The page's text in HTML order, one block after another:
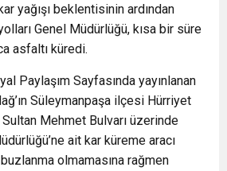
yağışı beklentisinin ardından
Genel Müdürlüğü, kısa bir süre
asfaltı küredi.
Paylaşım Sayfasında yayınlanan
Süleymanpaşa ilçesi Hürriyet
Mehmet Bulvarı üzerinde
ait kar küreme aracı
olmamasına rağmen